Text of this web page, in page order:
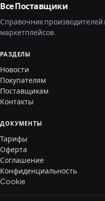
Все Поставщики
Справочник производителей
маркетплейсов.
РАЗДЕЛЫ
Новости
Покупателям
Поставщикам
Контакты
ДОКУМЕНТЫ
Тарифы
Оферта
Соглашение
Конфиденциальность
Cookie